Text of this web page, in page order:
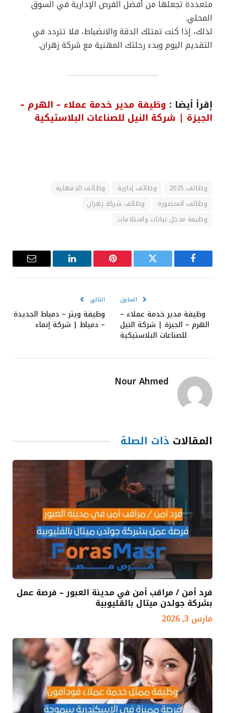
متعددة تجعلها من أفضل الفرص الإدارية في السوق
المحلي.
لذلك، إذا كنت تمتلك الدقة والانضباط، فلا تتردد في
التقديم اليوم وبدء رحلتك المهنية مع شركة زهران.
إقرأ أيضا : وظيفة مدير خدمة عملاء – الهرم –
الجيزة | شركة النيل للصناعات البلاستيكية
وظائف 2025 وظائف إدارية
وظائف الدقهلية
وظائف المنصورة
وظائف شركة زهران
وظيفة مدخل بيانات واستلامات
فيسبوك تويتر بينتيريست لينكدإن
البريد
السابق
وظيفة مدير خدمة عملاء –
الهرم – الجيزة | شركة النيل
للصناعات البلاستيكية
التالي
وظيفة ويتر – دمياط الجديدة
– دمياط | شركة إنماء
Nour Ahmed
المقالات ذات الصلة
فرد أمن / مراقب أمن في مدينة العبور – فرصة عمل
بشركة جولدن ميتال بالقليوبية
مارس 3, 2026